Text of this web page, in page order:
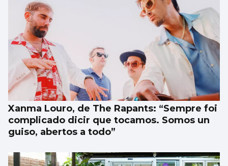
Xanma Louro, de The Rapants: “Sempre foi
complicado dicir que tocamos. Somos un
guiso, abertos a todo”